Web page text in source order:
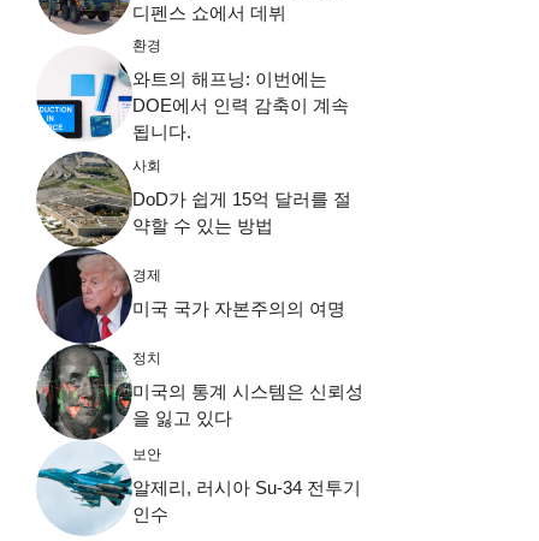
디펜스 쇼에서 데뷔
환경
와트의 해프닝: 이번에는
DOE에서 인력 감축이 계속
됩니다.
사회
DoD가 쉽게 15억 달러를 절
약할 수 있는 방법
경제
미국 국가 자본주의의 여명
정치
미국의 통계 시스템은 신뢰성
을 잃고 있다
보안
알제리, 러시아 Su-34 전투기
인수